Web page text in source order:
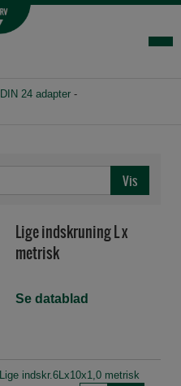
DIN 24 adapter -
Lige indskruning L x
metrisk
Se datablad
Lige indskr.6Lx10x1,0 metrisk